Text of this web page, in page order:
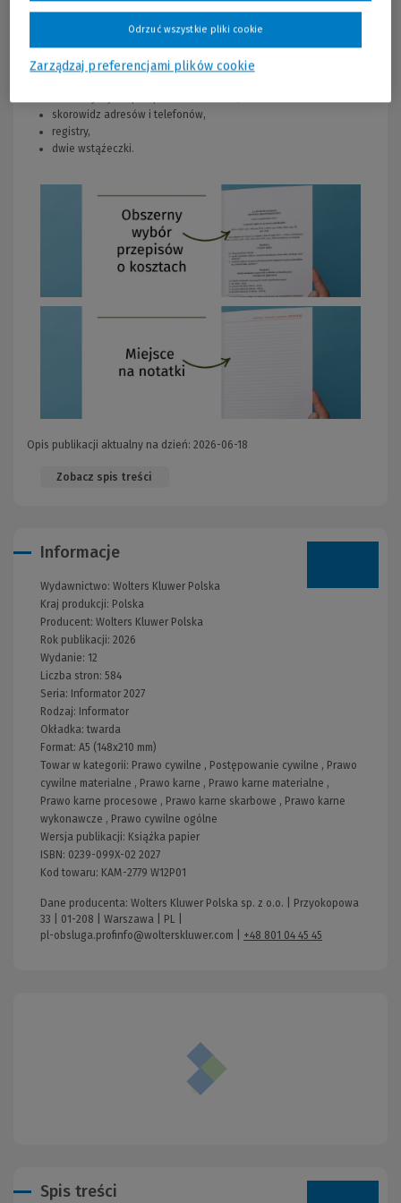
skorowidz adresów i telefonów,
registry,
dwie wstążeczki.
Opis publikacji aktualny na dzień: 2026-06-18
Zobacz spis treści
Informacje
Wydawnictwo: Wolters Kluwer Polska
Kraj produkcji: Polska
Producent: Wolters Kluwer Polska
Rok publikacji: 2026
Wydanie: 12
Liczba stron: 584
Seria: Informator 2027
Rodzaj: Informator
Okładka:twarda
Format: A5 (148x210 mm)
Towar w kategorii: Prawo cywilne , Postępowanie cywilne , Prawo
cywilne materialne , Prawo karne , Prawo karne materialne ,
Prawo karne procesowe , Prawo karne skarbowe , Prawo karne
wykonawcze , Prawo cywilne ogólne
Wersja publikacji: Książka papier
ISBN: 0239-099X-02 2027
Kod towaru: KAM-2779 W12P01
Dane producenta: Wolters Kluwer Polska sp. z o.o. | Przyokopowa
33 | 01-208 | Warszawa | PL |
pl-obsluga.profinfo@wolterskluwer.com
+48 801 04 45 45
Spis treści
Zarządzaj preferencjami plików cookie
Odrzuć wszystkie pliki cookie